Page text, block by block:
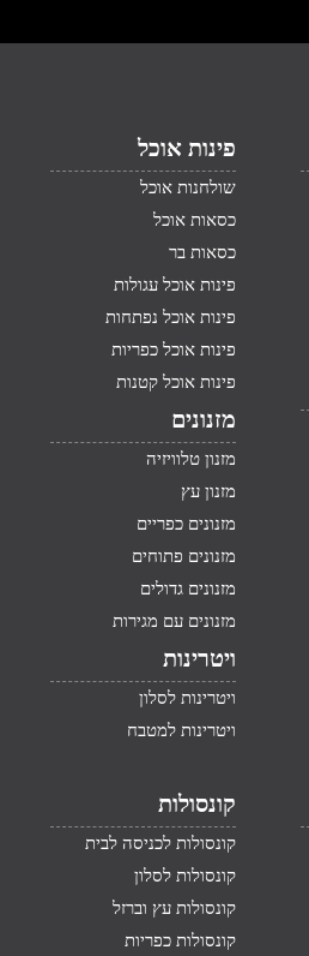
פינות אוכל
שולחנות אוכל
כסאות אוכל
כסאות בר
פינות אוכל עגולות
פינות אוכל נפתחות
פינות אוכל כפריות
פינות אוכל קטנות
מזנונים
מזנון טלוויזיה
מזנון עץ
מזנונים כפריים
מזנונים פתוחים
מזנונים גדולים
מזנונים עם מגירות
ויטרינות
ויטרינות לסלון
ויטרינות למטבח
קונסולות
קונסולות לכניסה לבית
קונסולות לסלון
קונסולות עץ וברזל
קונסולות כפריות